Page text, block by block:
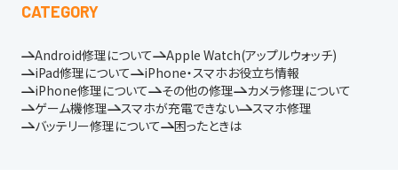
CATEGORY
Android修理について
Apple Watch(アップルウォッチ)
iPad修理について
iPhone・スマホお役立ち情報
iPhone修理について
その他の修理
カメラ修理について
ゲーム機修理
スマホが充電できない
スマホ修理
バッテリー修理について
困ったときは